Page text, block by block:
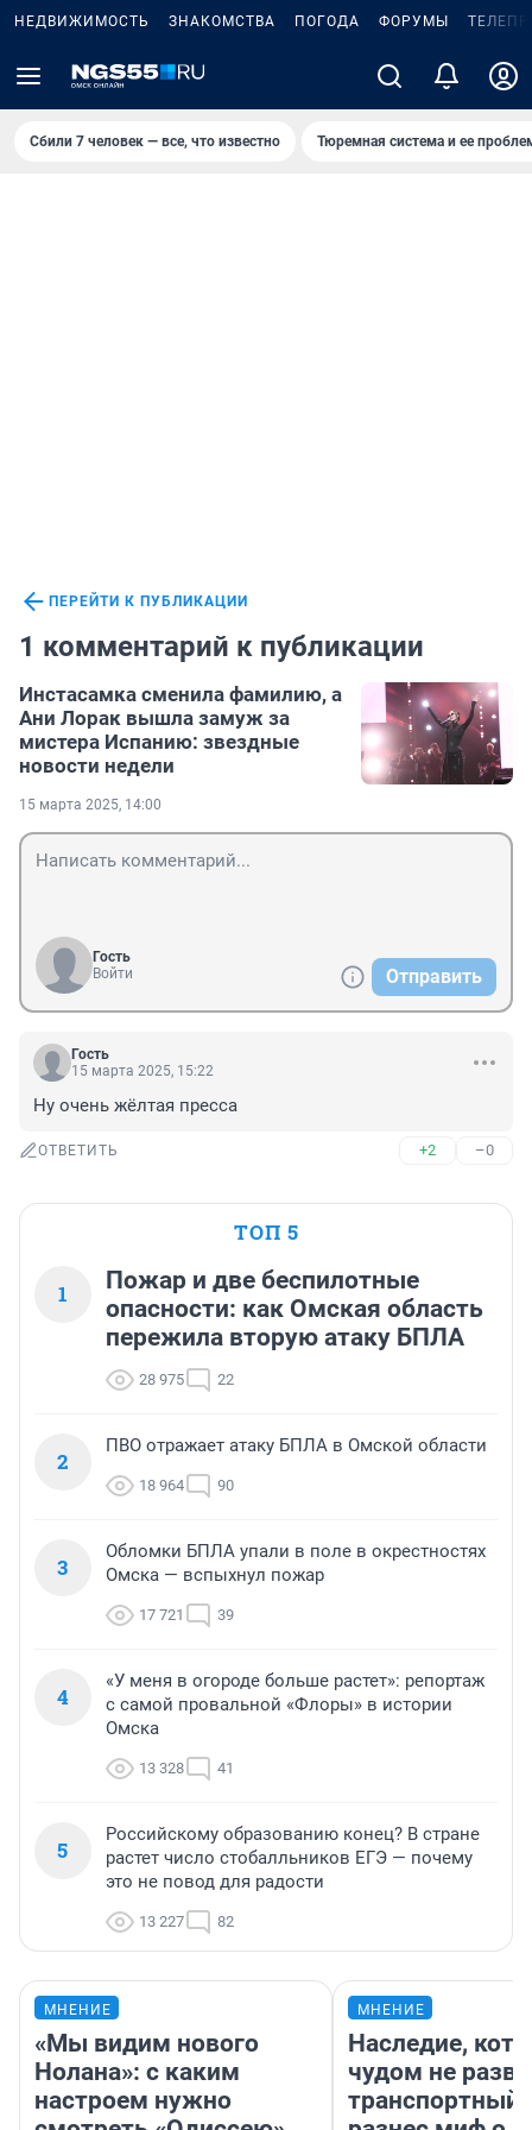
НЕДВИЖИМОСТЬ ЗНАКОМСТВА ПОГОДА ФОРУМЫ
Сбили 7 человек — все, что известно Тюремная система и ее
ПЕРЕЙТИ К ПУБЛИКАЦИИ
1 комментарий к публикации
Инстасамка сменила фамилию, а
Ани Лорак вышла замуж за
мистера Испанию: звездные
новости недели
15 марта 2025, 14:00
Гость
Войти
Отправить
Гость
15 марта 2025, 15:22
Ну очень жёлтая пресса
ОТВЕТИТЬ +2 –0
ТОП 5
1
Пожар и две беспилотные
опасности: как Омская область
пережила вторую атаку БПЛА
28 975 22
2
ПВО отражает атаку БПЛА в Омской области
18 964 90
3
Обломки БПЛА упали в поле в окрестностях
Омска — вспыхнул пожар
17 721 39
4
«У меня в огороде больше растет»: репортаж
с самой провальной «Флоры» в истории
Омска
13 328 41
5
Российскому образованию конец? В стране
растет число стобалльников ЕГЭ — почему
это не повод для радости
13 227 82
МНЕНИЕ
«Мы видим нового
Нолана»: с каким
настроем нужно
МНЕНИЕ
Наследие,
чудом не
транспортный